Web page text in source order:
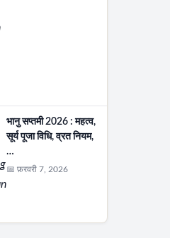
भानु सप्तमी 2026 : महत्व,
सूर्य पूजा विधि, व्रत नियम,
…
📅 फ़रवरी 7, 2026